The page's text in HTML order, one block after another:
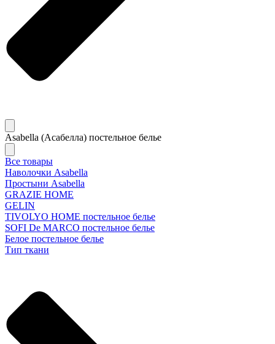
Asabella (Асабелла) постельное белье
Все товары
Наволочки Asabella
Простыни Asabella
GRAZIE HOME
GELIN
TIVOLYO HOME постельное белье
SOFI De MARCO постельное белье
Белое постельное белье
Тип ткани